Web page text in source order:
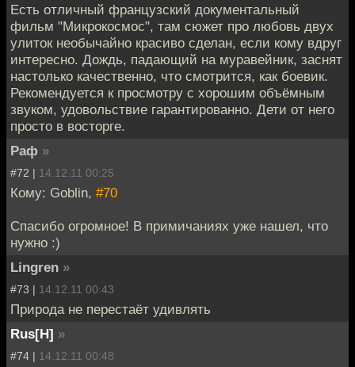
Есть отличный французский документальный
фильм "Микрокосмос", там сюжет про любовь двух
улиток необычайно красиво сделан, если кому вдруг
интересно. Дождь, падающий на муравейник, заснят
настолько качественно, что смотрится, как боевик.
Рекомендуется к просмотру с хорошим объёмным
звуком, удовольствие гарантированно. Дети от него
просто в восторге.
Раф »
#72 | 14.12.11 00:25
Кому: Goblin, #70
Спасибо огромное! В примичаниях уже нашел, что
нужно :)
Lingren »
#73 | 14.12.11 00:43
Природа не перестаёт удивлять
Rus[H] »
#74 | 14.12.11 00:48